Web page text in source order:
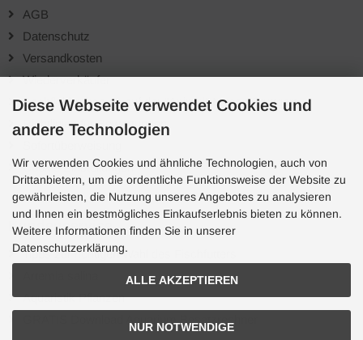
AGB
Datenschutz
Versandkosten
Wiederverkäufer
Bachflohkrebse.de auf der "Animal" Messe Stuttgart
Richtlinien für Bewertungen
Cookie Einstellungen
Kundenservice
Tipps zur richtigen Wahl des Fischfutters
Aquaristik Pflanzen
Diese Webseite verwendet Cookies und
andere Technologien
Wir verwenden Cookies und ähnliche Technologien, auch von
Drittanbietern, um die ordentliche Funktionsweise der Website zu
gewährleisten, die Nutzung unseres Angebotes zu analysieren
und Ihnen ein bestmögliches Einkaufserlebnis bieten zu können.
Weitere Informationen finden Sie in unserer
Datenschutzerklärung.
ALLE AKZEPTIEREN
NUR NOTWENDIGE